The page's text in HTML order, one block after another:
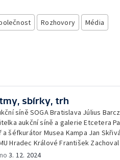
Rozhovory Média
sbírky, trh
síně SOGA Bratislava Július
aukční síně a galerie Etcetera
šéfkurátor Musea Kampa Jan
Hradec Králové František
výtvarný publicista Matěj Forejt
3. 12. 2024